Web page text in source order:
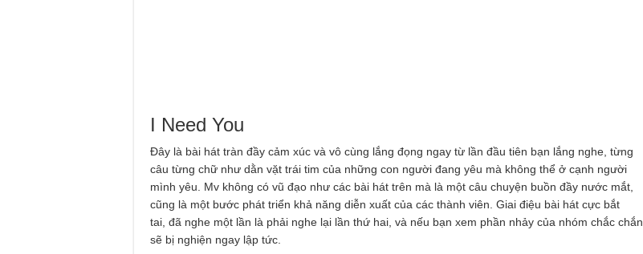
I Need You
Đây là bài hát tràn đầy cảm xúc và vô cùng lắng đọng ngay từ lần đầu tiên bạn lắng nghe, từng
câu từng chữ như dằn vặt trái tim của những con người đang yêu mà không thể ở cạnh người
mình yêu. Mv không có vũ đạo như các bài hát trên mà là một câu chuyện buồn đầy nước mắt,
cũng là một bước phát triển khả năng diễn xuất của các thành viên. Giai điệu bài hát cực bắt
tai, đã nghe một lần là phải nghe lại lần thứ hai, và nếu bạn xem phần nhảy của nhóm chắc chắn
sẽ bị nghiện ngay lập tức.